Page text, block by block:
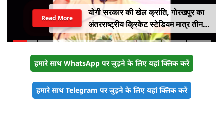
योगी सरकार की खेल क्रांति, गोरखपुर का
अंतरराष्ट्रीय क्रिकेट स्टेडियम मात्र तीन
महीने में लगभग 20% तैयार
Read More
हमारे साथ WhatsApp पर जुड़ने के लिए यहां क्लिक करें
हमारे साथ Telegram पर जुड़ने के लिए यहां क्लिक करें